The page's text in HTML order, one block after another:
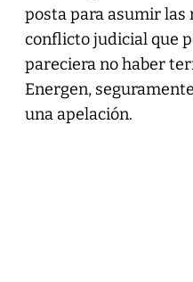
posta para asumir las
conflicto judicial que
pareciera no haber
Energen,
una apelación.